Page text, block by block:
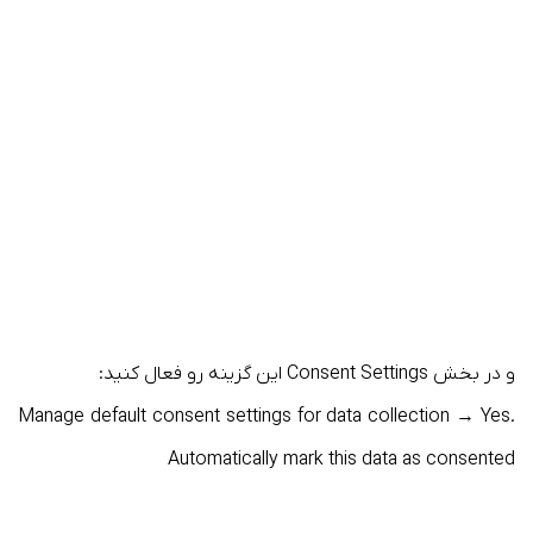
و در بخش Consent Settings این گزینه رو فعال کنید:
Manage default consent settings for data collection → Yes.
Automatically mark this data as consented